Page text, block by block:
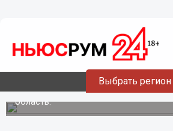
Выбрать регион
миллион рублей из
бюджета на
региональной системы
образования
Данные средства уже поступили в
область.